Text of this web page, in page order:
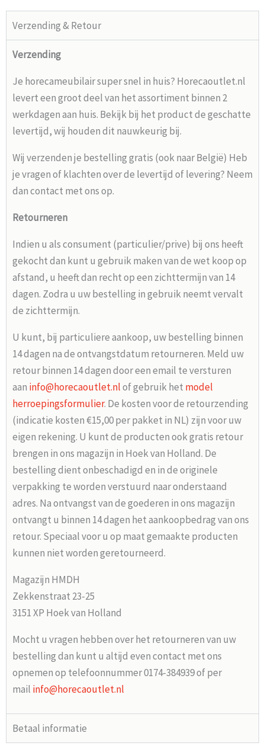
Verzending & Retour
Verzending
Je horecameubilair super snel in huis? Horecaoutlet.nl
levert een groot deel van het assortiment binnen 2
werkdagen aan huis. Bekijk bij het product de geschatte
levertijd, wij houden dit nauwkeurig bij.
Wij verzenden je bestelling gratis (ook naar België) Heb
je vragen of klachten over de levertijd of levering? Neem
dan contact met ons op.
Retourneren
Indien u als consument (particulier/prive) bij ons heeft
gekocht dan kunt u gebruik maken van de wet koop op
afstand, u heeft dan recht op een zichttermijn van 14
dagen. Zodra u uw bestelling in gebruik neemt vervalt
de zichttermijn.
U kunt, bij particuliere aankoop, uw bestelling binnen
14 dagen na de ontvangstdatum retourneren. Meld uw
retour binnen 14 dagen door een email te versturen
aan info@horecaoutlet.nlof gebruik het model
herroepingsformulier. De kosten voor de retourzending
(indicatie kosten €15,00 per pakket in NL) zijn voor uw
eigen rekening. U kunt de producten ook gratis retour
brengen in ons magazijn in Hoek van Holland. De
bestelling dient onbeschadigd en in de originele
verpakking te worden verstuurd naar onderstaand
adres. Na ontvangst van de goederen in ons magazijn
ontvangt u binnen 14 dagen het aankoopbedrag van ons
retour. Speciaal voor u op maat gemaakte producten
kunnen niet worden geretourneerd.
Magazijn HMDH
Zekkenstraat 23-25
3151 XP Hoek van Holland
Mocht u vragen hebben over het retourneren van uw
bestelling dan kunt u altijd even contact met ons
opnemen op telefoonnummer 0174-384939 of per
mail info@horecaoutlet.nl
Betaal informatie